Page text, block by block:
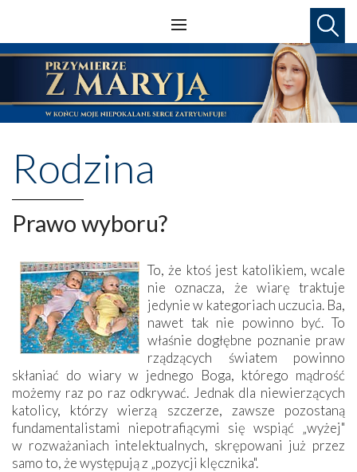
Rodzina
Prawo wyboru?
To, że ktoś jest katolikiem, wcale
nie oznacza, że wiarę traktuje
jedynie w kategoriach uczucia. Ba,
nawet tak nie powinno być. To
właśnie dogłębne poznanie praw
rządzących światem powinno
skłaniać do wiary w jednego Boga, którego mądrość
możemy raz po raz odkrywać. Jednak dla niewierzących
katolicy, którzy wierzą szczerze, zawsze pozostaną
fundamentalistami niepotrafiącymi się wspiąć „wyżej"
w rozważaniach intelektualnych, skrępowani już przez
samo to, że występują z „pozycji klęcznika".